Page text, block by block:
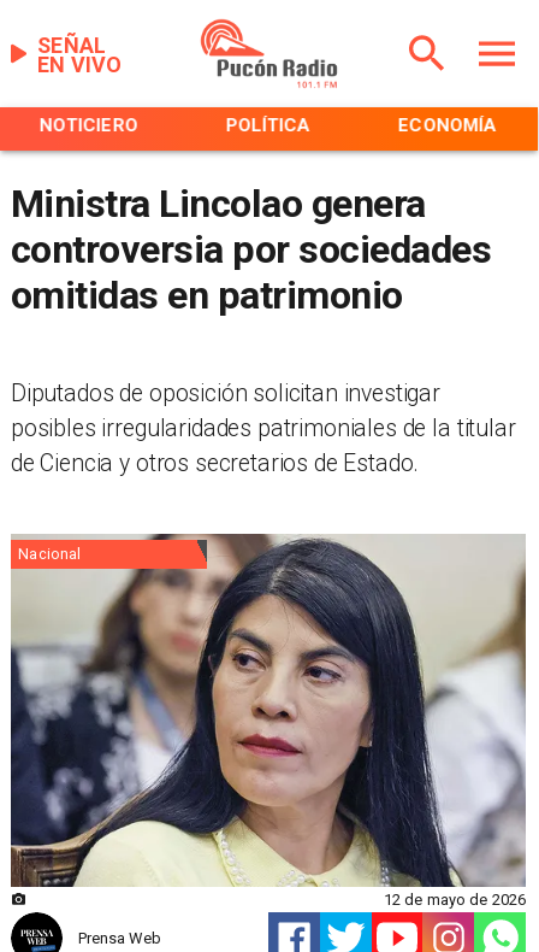
EN VIVO
SEÑAL
NOTICIERO POLÍTICA ECONOMÍA
Ministra Lincolao genera
controversia por sociedades
omitidas en patrimonio
Diputados de oposición solicitan investigar
posibles irregularidades patrimoniales de la titular
de Ciencia y otros secretarios de Estado.
Nacional
Prensa Web
12 de mayo de 2026